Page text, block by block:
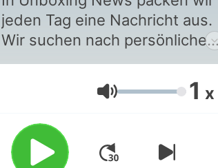
jeden Tag eine Nachricht aus.
Wir suchen nach persönlichen
Perspektiven hinter den
Nachrichten und ordnen sie für
Lautstärke 1 x